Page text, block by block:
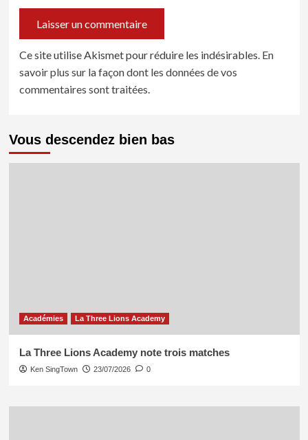
Ce site utilise Akismet pour réduire les indésirables. En
savoir plus sur la façon dont les données de vos
commentaires sont traitées.
Vous descendez bien bas
Académies La Three Lions Academy
La Three Lions Academy note trois matches
Ken SingTown 23/07/2026 0